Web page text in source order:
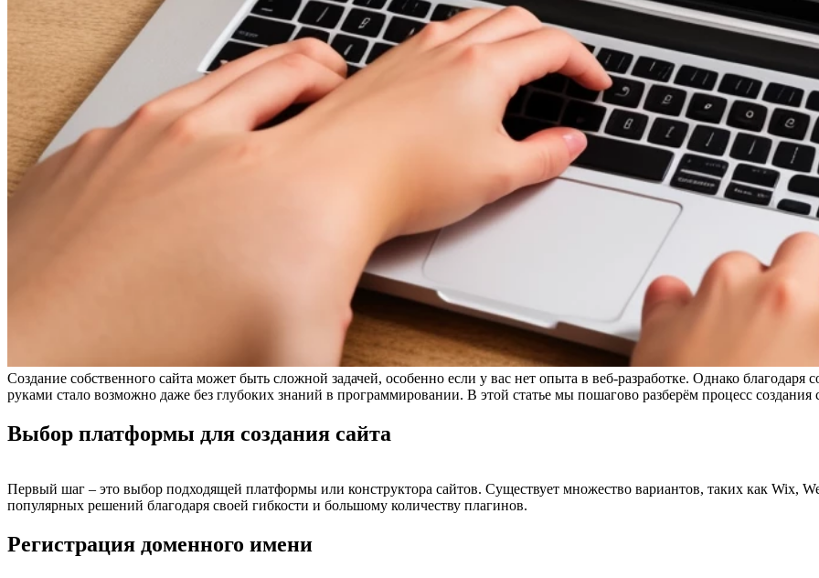
Создание собственного сайта может быть сложной задачей, особенно если у вас нет опыта в веб-разработке. Однако
руками стало возможно даже без глубоких знаний в программировании. В этой статье мы пошагово разберём процесс создания
Выбор платформы для создания сайта
Первый шаг – это выбор подходящей платформы или конструктора сайтов. Существует множество вариантов, таких как Wix,
популярных решений благодаря своей гибкости и большому количеству плагинов.
Регистрация доменного имени